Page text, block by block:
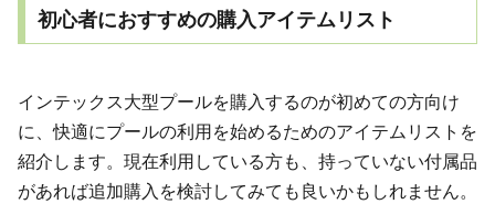
初心者におすすめの購入アイテムリスト
インテックス大型プールを購入するのが初めての方向け
に、快適にプールの利用を始めるためのアイテムリストを
紹介します。現在利用している方も、持っていない付属品
があれば追加購入を検討してみても良いかもしれません。